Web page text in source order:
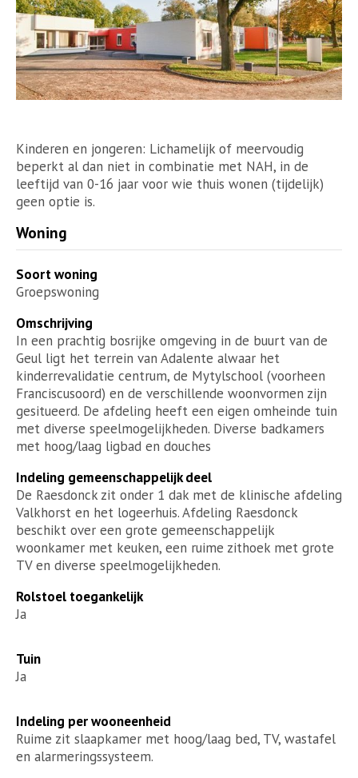
Kinderen en jongeren: Lichamelijk of meervoudig
beperkt al dan niet in combinatie met NAH, in de
leeftijd van 0-16 jaar voor wie thuis wonen (tijdelijk)
geen optie is.
Woning
Soort woning
Groepswoning
Omschrijving
In een prachtig bosrijke omgeving in de buurt van de
Geul ligt het terrein van Adalente alwaar het
kinderrevalidatie centrum, de Mytylschool (voorheen
Franciscusoord) en de verschillende woonvormen zijn
gesitueerd. De afdeling heeft een eigen omheinde tuin
met diverse speelmogelijkheden. Diverse badkamers
met hoog/laag ligbad en douches
Indeling gemeenschappelijk deel
De Raesdonck zit onder 1 dak met de klinische afdeling
Valkhorst en het logeerhuis. Afdeling Raesdonck
beschikt over een grote gemeenschappelijk
woonkamer met keuken, een ruime zithoek met grote
TV en diverse speelmogelijkheden.
Rolstoel toegankelijk
Ja
Tuin
Ja
Indeling per wooneenheid
Ruime zit slaapkamer met hoog/laag bed, TV, wastafel
en alarmeringssysteem.